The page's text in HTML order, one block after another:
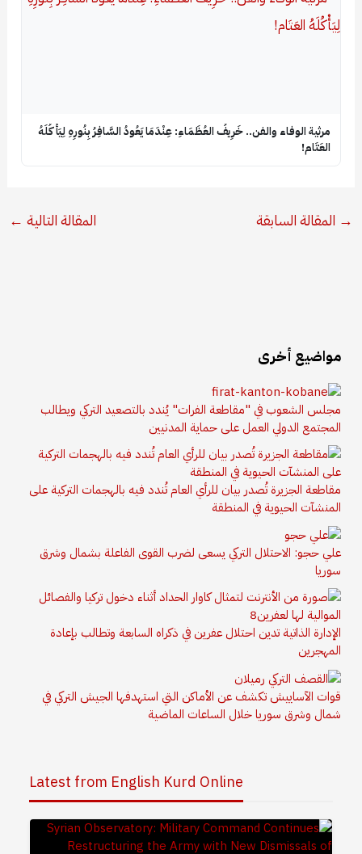
​مرثية الوفاء والفن.. خَرِيفُ العُظَمَاءِ: عِنْدَمَا يَعُودُ السَّافِرُ بِنُورِهِ لِيَأْكُلَهُ
العَتَام!
→ المقالة السابقة المقالة التالية ←
مواضيع أخرى
مجلس الشعوب في "مقاطعة الفرات" يُندد بالتصعيد التركي ويطالب
المجتمع الدولي العمل على حماية المدنيين
مقاطعة الجزيرة تُصدر بيان للرأي العام تُندد فيه بالهجمات التركية على
المنشآت الحيوية في المنطقة
علي حجو: الاحتلال التركي يسعى لضرب القوى الفاعلة بشمال وشرق
سوريا
الإدارة الذاتية تدين احتلال عفرين في ذكراه السابعة وتطالب بإعادة
المهجرين
قوات الآساييش تكشف عن الأماكن التي استهدفها الجيش التركي في
شمال وشرق سوريا خلال الساعات الماضية
Latest from English Kurd Online